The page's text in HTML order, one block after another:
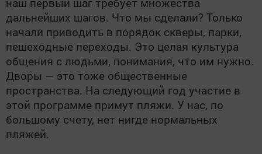
дальнейших шагов. Что мы сделали? Только
начали приводить в порядок скверы, парки,
пешеходные переходы. Это целая культура
общения с людьми, понимания, что им нужно.
Дворы — это тоже общественные
пространства. На следующий год участие в
этой программе примут пляжи. У нас, по
большому счету, нет нигде нормальных
пляжей.